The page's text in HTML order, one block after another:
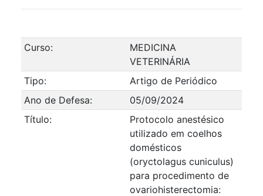
Curso:
MEDICINA
VETERINÁRIA
Tipo:
Artigo de Periódico
Ano de Defesa:
05/09/2024
Título:
Protocolo anestésico
utilizado em coelhos
domésticos
(oryctolagus cuniculus)
para procedimento de
ovariohisterectomia: